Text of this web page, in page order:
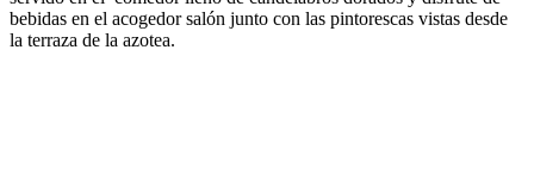
bebidas en el acogedor salón junto con las pintorescas vistas desde
la terraza de la azotea.